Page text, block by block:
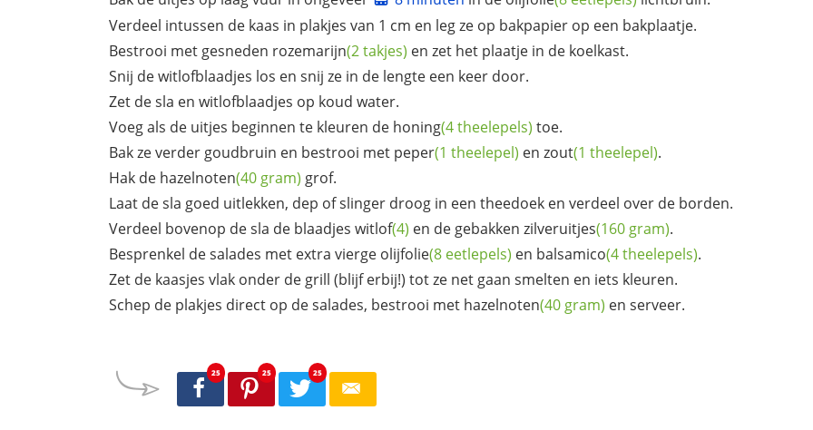
Verdeel intussen de kaas in plakjes van 1 cm en leg ze op bakpapier op een bakplaatje.
Bestrooi met gesneden rozemarijn(2 takjes) en zet het plaatje in de koelkast.
Snij de witlofblaadjes los en snij ze in de lengte een keer door.
Zet de sla en witlofblaadjes op koud water.
Voeg als de uitjes beginnen te kleuren de honing(4 theelepels) toe.
Bak ze verder goudbruin en bestrooi met peper(1 theelepel) en zout(1 theelepel).
Hak de hazelnoten(40 gram) grof.
Laat de sla goed uitlekken, dep of slinger droog in een theedoek en verdeel over de borden.
Verdeel bovenop de sla de blaadjes witlof(4) en de gebakken zilveruitjes(160 gram).
Besprenkel de salades met extra vierge olijfolie(8 eetlepels) en balsamico(4 theelepels).
Zet de kaasjes vlak onder de grill (blijf erbij!) tot ze net gaan smelten en iets kleuren.
Schep de plakjes direct op de salades, bestrooi met hazelnoten(40 gram) en serveer.
25 25 25